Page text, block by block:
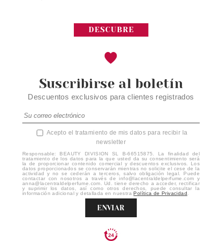
Suscribirse al boletín
Descuentos exclusivos para clientes registrados
Acepto el tratamiento de mis datos para recibir la
newsletter
Responsable: BEAUTY DIVISION SL B-66515875. La finalidad del
tratamiento de los datos para la que usted da su consentimiento será
la de proporcionar contenido comercial y descuentos exclusivos. Los
datos proporcionados se conservarán mientras no solicite el cese de la
actividad y no se cederán a terceros, salvo obligación legal. Puede
contactar con nosotros a través de info@lacentraldelperfume.com y
anna@lacentraldelperfume.com. Ud. tiene derecho a acceder, rectificar
y suprimir los datos, así como otros derechos, puede consultar la
información adicional y detallada en nuestraPolítica de Privacidad
ENVIAR